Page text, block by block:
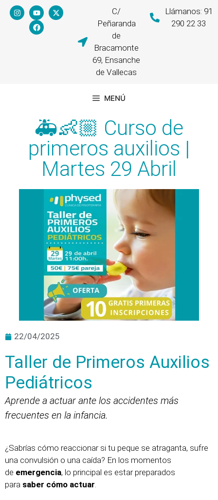
C/
Peñaranda
de
Bracamonte
69, Ensanche
de Vallecas
Llámanos: 91
290 22 33
MENÚ
🚑👶🏼 Curso de
primeros auxilios |
Martes 29 Abril
22/04/2025
Taller de Primeros Auxilios
Pediátricos
Aprende a actuar ante los accidentes más
frecuentes en la infancia.
¿Sabrías cómo reaccionar si tu peque se atraganta, sufre
una convulsión o una caída? En los momentos
de emergencia, lo principal es estar preparados
para saber cómo actuar.